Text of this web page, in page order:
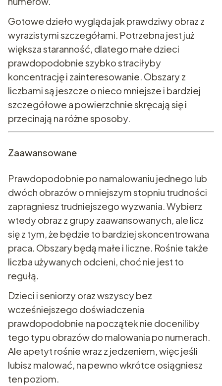
Gotowe dzieło wygląda jak prawdziwy obraz z
wyrazistymi szczegółami. Potrzebna jest już
większa staranność, dlatego małe dzieci
prawdopodobnie szybko straciłyby
koncentrację i zainteresowanie. Obszary z
liczbami są jeszcze o nieco mniejsze i bardziej
szczegółowe a powierzchnie skręcają się i
przecinają na różne sposoby.
Zaawansowane
Prawdopodobnie po namalowaniu jednego lub
dwóch obrazów o mniejszym stopniu trudności
zapragniesz trudniejszego wyzwania. Wybierz
wtedy obraz z grupy zaawansowanych, ale licz
się z tym, że będzie to bardziej skoncentrowana
praca. Obszary będą małe i liczne. Rośnie także
liczba używanych odcieni, choć nie jest to
regułą.
Dzieci i seniorzy oraz wszyscy bez
wcześniejszego doświadczenia
prawdopodobnie na początek nie doceniliby
tego typu obrazów do malowania po numerach.
Ale apetyt rośnie wraz z jedzeniem, więc jeśli
lubisz malować, na pewno wkrótce osiągniesz
ten poziom.